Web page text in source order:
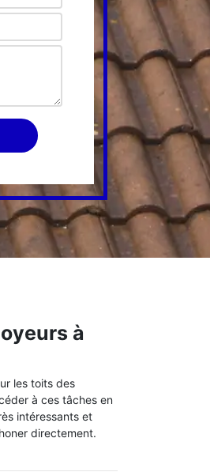
à
les toits des
à ces tâches en
intéressants et
directement.